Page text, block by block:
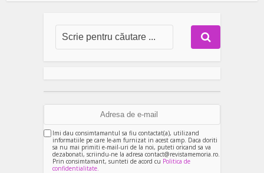
Imi dau consimtamantul sa fiu contactat(a), utilizand
informatiile pe care le-am furnizat in acest camp. Daca doriti
sa nu mai primiti e-mail-uri de la noi, puteti oricand sa va
dezabonati, scriindu-ne la adresa contact@revistamemoria.ro.
Prin consimtamant, sunteti de acord cu Politica de
confidentialitate.